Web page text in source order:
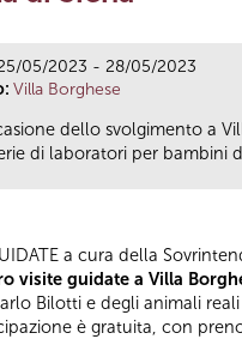
05/2023 - 28/05/2023
Villa Borghese
dello svolgimento a
di laboratori per bambini
a cura della
visite guidate a Villa
Bilotti e degli animali
è gratuita, con